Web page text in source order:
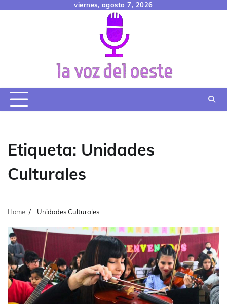
viernes, agosto 7, 2026
Etiqueta: Unidades
Culturales
Home Unidades Culturales